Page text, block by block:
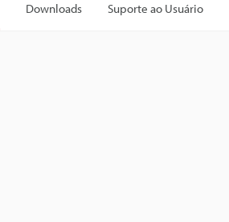
Downloads Suporte ao Usuário